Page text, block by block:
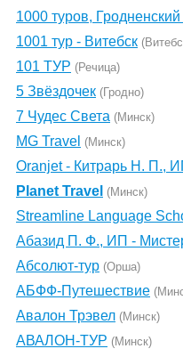
1000 туров,
1001 тур - Витебск
101 ТУР (Речица)
5 Звёздочек (Гродно)
7 Чудес Света (Минск)
MG Travel (Минск)
Oranjet - Китрарь Н. П.,
Planet Travel (Минск)
Streamline Language
Абазид П. Ф., ИП -
Абсолют-тур (Орша)
АБФФ-Путешествие
Авалон Трэвел (Минск)
АВАЛОН-ТУР (Минск)